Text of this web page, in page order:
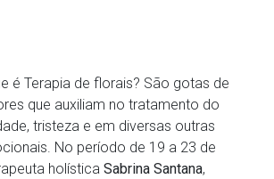
é Terapia de florais? São gotas de
que auxiliam no tratamento do
tristeza e em diversas outras
No período de 19 a 23 de
holística Sabrina Santana,